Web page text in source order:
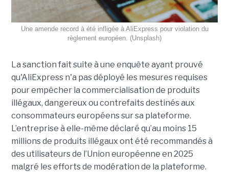
Une amende record à été infligée à AliExpress pour violation du
règlement européen. (Unsplash)
La sanction fait suite à une enquête ayant prouvé
qu'AliExpress n'a pas déployé les mesures requises
pour empêcher la commercialisation de produits
illégaux, dangereux ou contrefaits destinés aux
consommateurs européens sur sa plateforme.
L’entreprise à elle-même déclaré qu’au moins 15
millions de produits illégaux ont été recommandés à
des utilisateurs de l’Union européenne en 2025
malgré les efforts de modération de la plateforme.